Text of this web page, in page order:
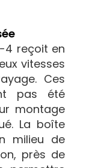
4 reçoit en
vitesses
Ces
pas été
montage
La boîte
milieu de
près de